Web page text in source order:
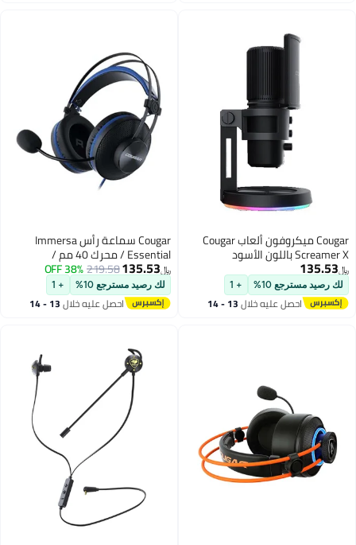
Cougar ميكروفون ألعاب Cougar
10%
+ 1
عليه خلال 13 - 14
Cougar سماعة رأس Immersa
Essential / محرك 40 مم /
ميكروفون إلغاء الضوضاء / عصابة
رأس خفيفة الوزن للغاية
219.58
38% OFF
لك رصيد مسترجع 10% + 1
احصل عليه خلال 13 - 14